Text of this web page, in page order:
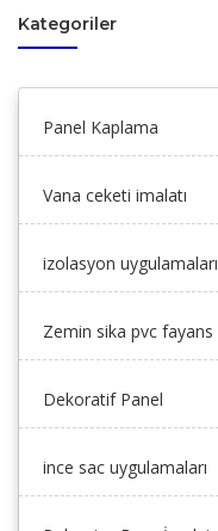
Kategoriler
Panel Kaplama
Vana ceketi imalatı
izolasyon uygulamaları
Zemin sika pvc fayans
Dekoratif Panel
ince sac uygulamaları